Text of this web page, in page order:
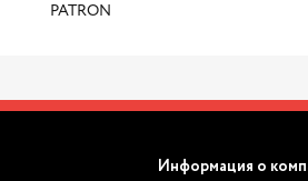
PATRON
Информация о